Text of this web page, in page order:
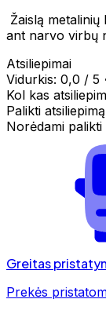
Žaislą
ant narvo virbų
Atsiliepimai
Vidurkis: 0,0 / 5
Kol kas
Palikti atsiliepimą
Norėdami
Greitas
Prekės